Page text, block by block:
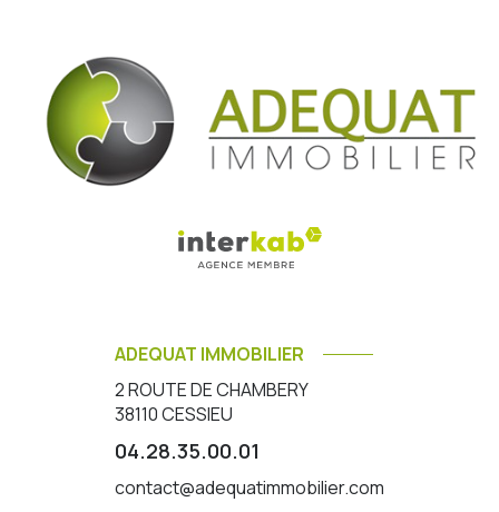
ADEQUAT IMMOBILIER
2 ROUTE DE CHAMBERY
38110CESSIEU
04.28.35.00.01
contact@adequatimmobilier.com